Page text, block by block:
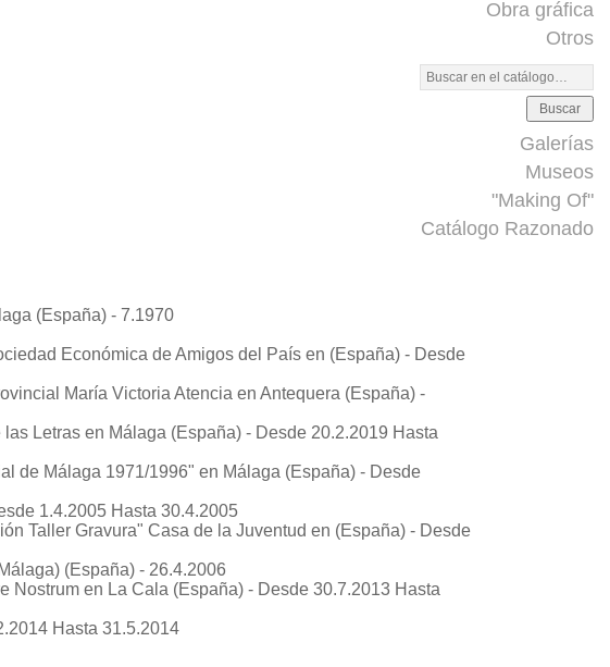
Obra gráfica
Otros
Buscar
Galerías
Museos
"Making Of"
Catálogo Razonado
(España) - 7.1970
Económica de Amigos del País en (España) - Desde
María Victoria Atencia en Antequera (España) -
Letras en Málaga (España) - Desde 20.2.2019 Hasta
de Málaga 1971/1996" en Málaga (España) - Desde
1.4.2005 Hasta 30.4.2005
Taller Gravura" Casa de la Juventud en (España) - Desde
(España) - 26.4.2006
Nostrum en La Cala (España) - Desde 30.7.2013 Hasta
Hasta 31.5.2014